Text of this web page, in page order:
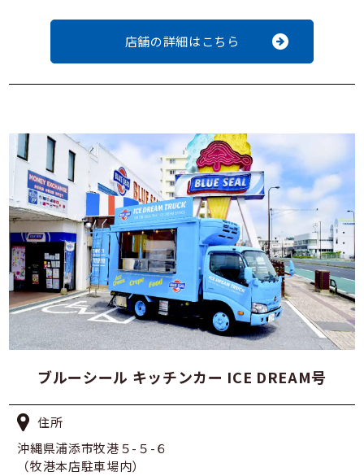
店舗の詳細はこちら
ブルーシール キッチンカー ICE DREAM号
住所
沖縄県浦添市牧港５-５-６
（牧港本店駐車場内）